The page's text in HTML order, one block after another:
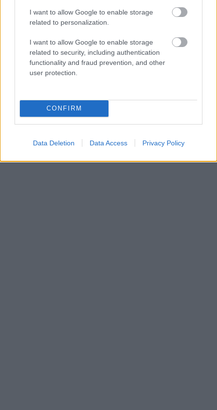
I want to allow Google to enable storage
related to personalization.
I want to allow Google to enable storage
related to security, including authentication
functionality and fraud prevention, and other
user protection.
CONFIRM
Data Deletion Data Access Privacy Policy